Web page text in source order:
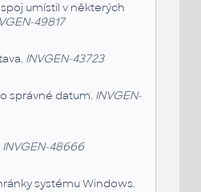
umístil v některých
49817
INVGEN-43723
správné datum. INVGEN-
INVGEN-48666
systému Windows.